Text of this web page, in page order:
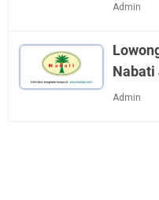
Admin
Nabati
Admin